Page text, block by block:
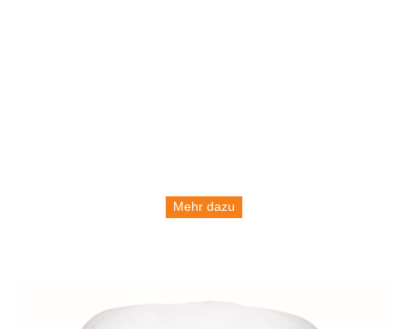
Mehr dazu